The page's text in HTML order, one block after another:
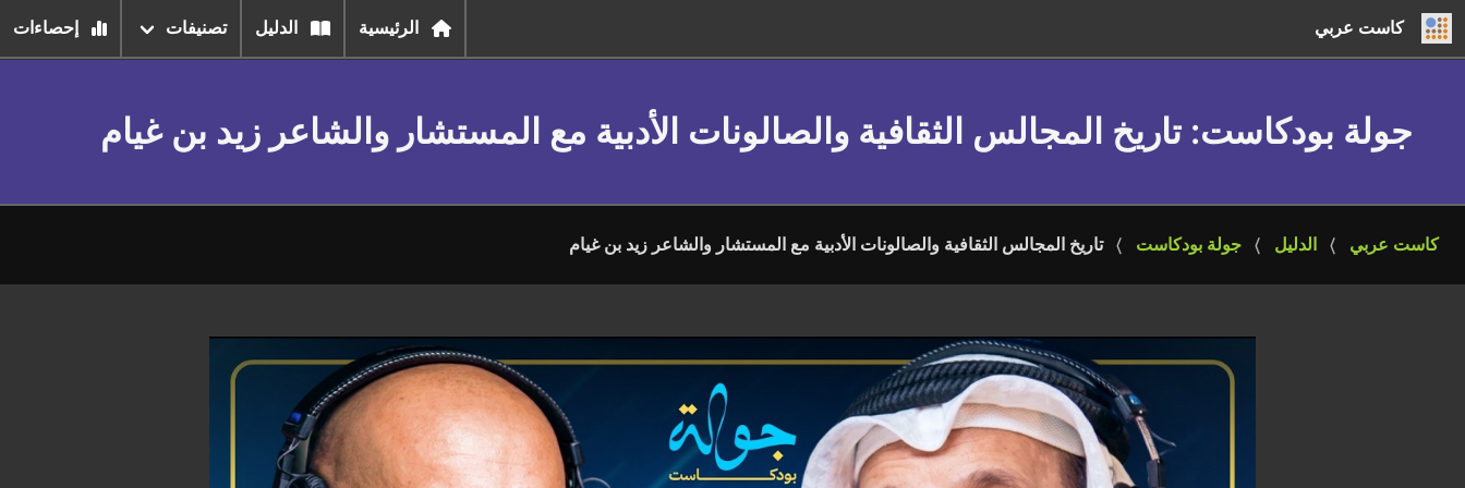
كاست عربي الرئيسية الدليل تصنيفات إحصاءات
جولة بودكاست: تاريخ المجالس الثقافية والصالونات الأدبية مع المستشار والشاعر زيد بن غيام
كاست عربي الدليل جولة بودكاست تاريخ المجالس الثقافية والصالونات الأدبية مع المستشار والشاعر زيد بن غيام